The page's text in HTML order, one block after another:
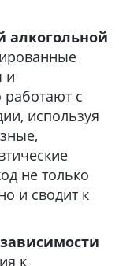
алкогольной
и
работают с
используя
не только
и сводит к
к